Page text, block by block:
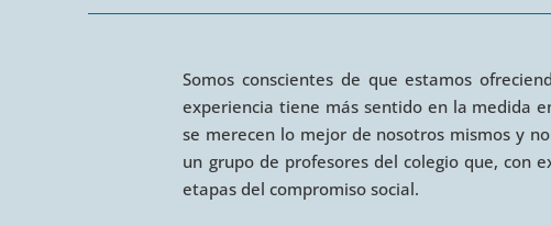
Somos conscientes de que estamos
experiencia tiene más sentido en la medida
se merecen lo mejor de nosotros mismos y
un grupo de profesores del colegio que, con
etapas del compromiso social.